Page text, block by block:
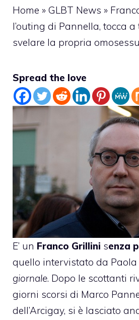
Home » GLBT News »
l’outing di Pannella, tocca
svelare la propria
Spread the love
E’ un Franco Grillini senza
quello intervistato da Paola
giornale. Dopo le scottanti
giorni scorsi di Marco
dell’Arcigay, si è lasciato